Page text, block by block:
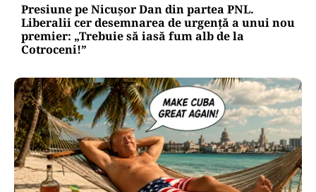
Presiune pe Nicușor Dan din partea PNL.
Liberalii cer desemnarea de urgență a unui nou
premier: „Trebuie să iasă fum alb de la
Cotroceni!”